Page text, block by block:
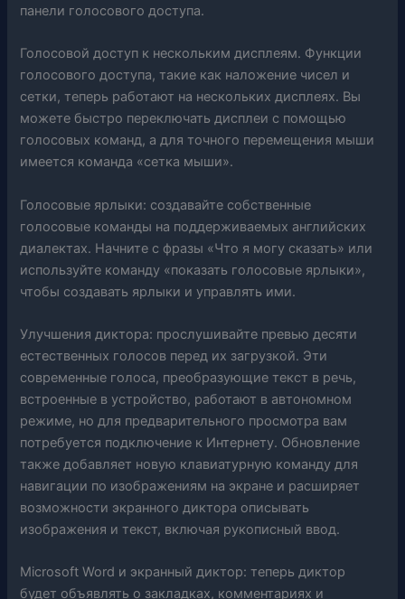
панели голосового доступа.
Голосовой доступ к нескольким дисплеям. Функции
голосового доступа, такие как наложение чисел и
сетки, теперь работают на нескольких дисплеях. Вы
можете быстро переключать дисплеи с помощью
голосовых команд, а для точного перемещения мыши
имеется команда «сетка мыши».
Голосовые ярлыки: создавайте собственные
голосовые команды на поддерживаемых английских
диалектах. Начните с фразы «Что я могу сказать» или
используйте команду «показать голосовые ярлыки»,
чтобы создавать ярлыки и управлять ими.
Улучшения диктора: прослушивайте превью десяти
естественных голосов перед их загрузкой. Эти
современные голоса, преобразующие текст в речь,
встроенные в устройство, работают в автономном
режиме, но для предварительного просмотра вам
потребуется подключение к Интернету. Обновление
также добавляет новую клавиатурную команду для
навигации по изображениям на экране и расширяет
возможности экранного диктора описывать
изображения и текст, включая рукописный ввод.
Microsoft Word и экранный диктор: теперь диктор
будет объявлять о закладках, комментариях и